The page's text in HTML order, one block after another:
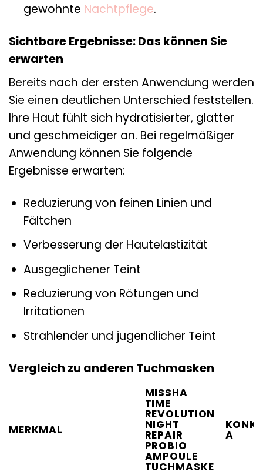
gewohnte Nachtpflege.
Sichtbare Ergebnisse: Das können Sie
erwarten
Bereits nach der ersten Anwendung werden
Sie einen deutlichen Unterschied feststellen.
Ihre Haut fühlt sich hydratisierter, glatter
und geschmeidiger an. Bei regelmäßiger
Anwendung können Sie folgende
Ergebnisse erwarten:
Reduzierung von feinen Linien und
Fältchen
Verbesserung der Hautelastizität
Ausgeglichener Teint
Reduzierung von Rötungen und
Irritationen
Strahlender und jugendlicher Teint
Vergleich zu anderen Tuchmasken
MERKMAL
MISSHA
TIME
REVOLUTION
NIGHT
REPAIR
PROBIO
AMPOULE
TUCHMASKE
A